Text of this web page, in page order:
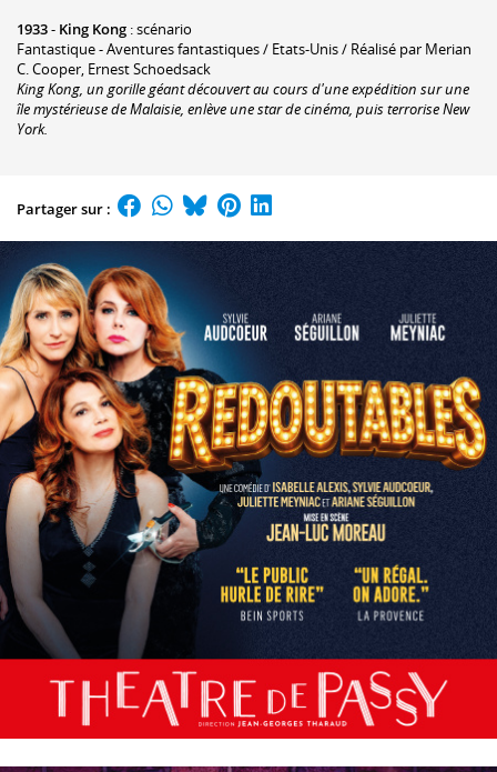
1933- King Kong : scénario
Fantastique - Aventures fantastiques / Etats-Unis / Réalisé par Merian
C. Cooper, Ernest Schoedsack
King Kong, un gorille géant découvert au cours d'une expédition sur une
île mystérieuse de Malaisie, enlève une star de cinéma, puis terrorise New
York.
Partager sur :